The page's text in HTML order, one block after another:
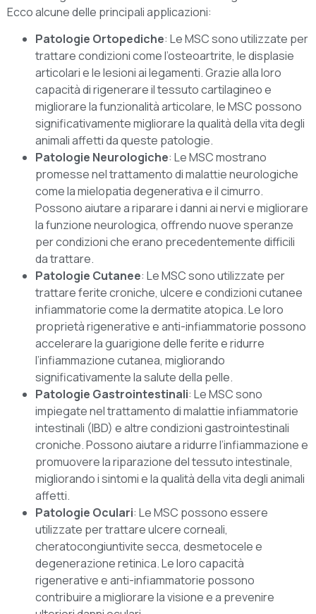
Ecco alcune delle principali applicazioni:
Patologie Ortopediche: Le MSC sono utilizzate per
trattare condizioni come l’osteoartrite, le displasie
articolari e le lesioni ai legamenti. Grazie alla loro
capacità di rigenerare il tessuto cartilagineo e
migliorare la funzionalità articolare, le MSC possono
significativamente migliorare la qualità della vita degli
animali affetti da queste patologie.
Patologie Neurologiche: Le MSC mostrano
promesse nel trattamento di malattie neurologiche
come la mielopatia degenerativa e il cimurro.
Possono aiutare a riparare i danni ai nervi e migliorare
la funzione neurologica, offrendo nuove speranze
per condizioni che erano precedentemente difficili
da trattare.
Patologie Cutanee: Le MSC sono utilizzate per
trattare ferite croniche, ulcere e condizioni cutanee
infiammatorie come la dermatite atopica. Le loro
proprietà rigenerative e anti-infiammatorie possono
accelerare la guarigione delle ferite e ridurre
l’infiammazione cutanea, migliorando
significativamente la salute della pelle.
Patologie Gastrointestinali: Le MSC sono
impiegate nel trattamento di malattie infiammatorie
intestinali (IBD) e altre condizioni gastrointestinali
croniche. Possono aiutare a ridurre l’infiammazione e
promuovere la riparazione del tessuto intestinale,
migliorando i sintomi e la qualità della vita degli animali
affetti.
Patologie Oculari: Le MSC possono essere
utilizzate per trattare ulcere corneali,
cheratocongiuntivite secca, desmetocele e
degenerazione retinica. Le loro capacità
rigenerative e anti-infiammatorie possono
contribuire a migliorare la visione e a prevenire